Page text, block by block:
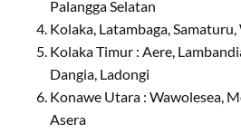
Palangga Selatan
Kolaka, Latambaga,
Kolaka Timur : Aere,
Dangia, Ladongi
Konawe Utara : Wawolesea,
Asera